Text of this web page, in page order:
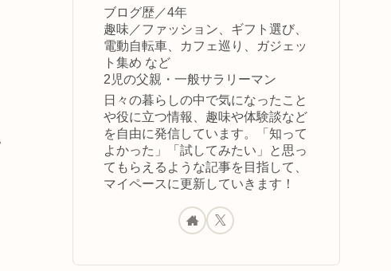
ブログ歴／4年
趣味／ファッション、ギフト選び、
電動自転車、カフェ巡り、ガジェッ
ト集め など
2児の父親・一般サラリーマン
日々の暮らしの中で気になったこと
や役に立つ情報、趣味や体験談など
を自由に発信しています。「知って
よかった」「試してみたい」と思っ
てもらえるような記事を目指して、
マイペースに更新していきます！